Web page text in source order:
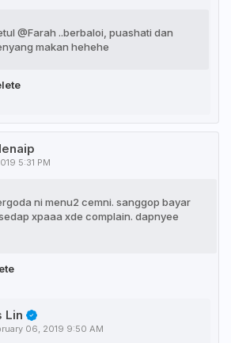
@Farah ..berbaloi, puashati dan
makan hehehe
5:31 PM
ni menu2 cemni. sanggop bayar
xpaaa xde complain. dapnyee
Lin
06, 2019 9:50 AM